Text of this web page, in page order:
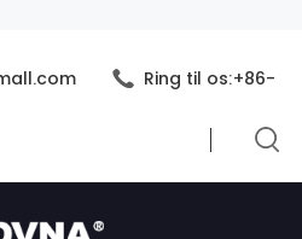
Ring til os:+86-